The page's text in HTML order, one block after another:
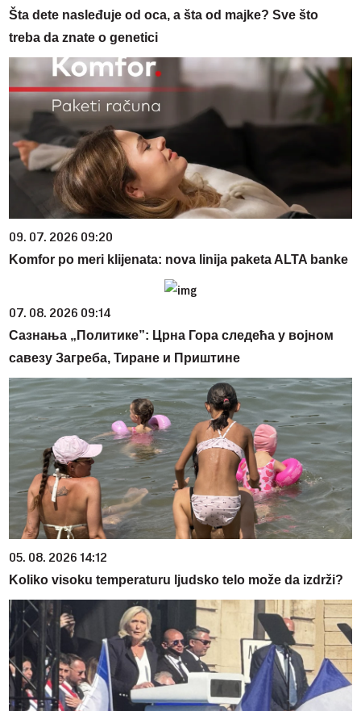
Šta dete nasleđuje od oca, a šta od majke? Sve što
treba da znate o genetici
09. 07. 2026 09:20
Komfor po meri klijenata: nova linija paketa ALTA banke
07. 08. 2026 09:14
Сазнања „Политике”: Црна Гора следећа у војном
савезу Загреба, Тиране и Приштине
05. 08. 2026 14:12
Koliko visoku temperaturu ljudsko telo može da izdrži?